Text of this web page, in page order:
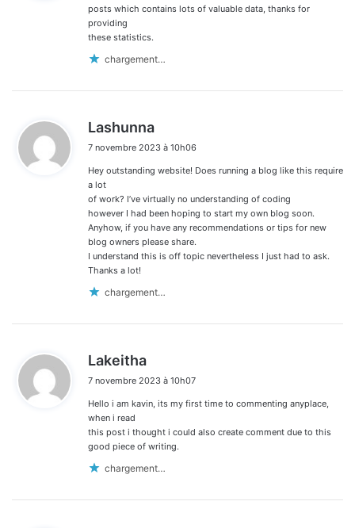
:
posts which contains lots of valuable data, thanks for
providing
these statistics.
chargement…
Lashunna
t
7 novembre 2023 à 10h06
Hey outstanding website! Does running a blog like this require
a lot
of work? I’ve virtually no understanding of coding
however I had been hoping to start my own blog soon.
Anyhow, if you have any recommendations or tips for new
blog owners please share.
I understand this is off topic nevertheless I just had to ask.
Thanks a lot!
chargement…
Lakeitha
t
7 novembre 2023 à 10h07
Hello i am kavin, its my first time to commenting anyplace,
when i read
this post i thought i could also create comment due to this
good piece of writing.
chargement…